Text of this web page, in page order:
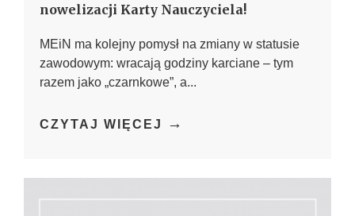
nowelizacji Karty Nauczyciela!
MEiN ma kolejny pomysł na zmiany w statusie
zawodowym: wracają godziny karciane – tym
razem jako „czarnkowe”, a...
CZYTAJ WIĘCEJ →